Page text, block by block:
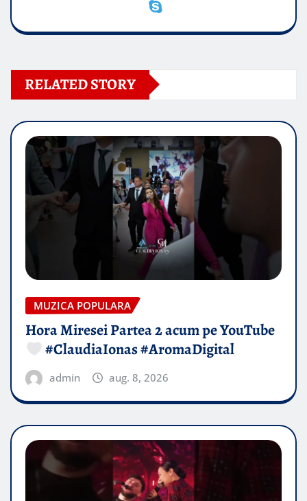
RELATED STORY
MUZICA POPULARA
Hora Miresei Partea 2 acum pe YouTube
#ClaudiaIonas #AromaDigital
admin aug. 8, 2026